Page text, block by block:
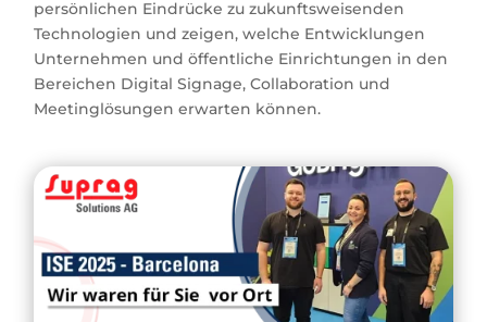
persönlichen Eindrücke zu zukunftsweisenden
Technologien und zeigen, welche Entwicklungen
Unternehmen und öffentliche Einrichtungen in den
Bereichen Digital Signage, Collaboration und
Meetinglösungen erwarten können.